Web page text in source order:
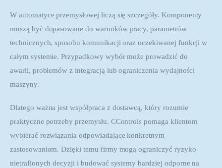
W automatyce przemysłowej liczą się szczegóły. Komponenty
muszą być dopasowane do warunków pracy, parametrów
technicznych, sposobu komunikacji oraz oczekiwanej funkcji w
całym systemie. Przypadkowy wybór może prowadzić do
awarii, problemów z integracją lub ograniczenia wydajności
maszyny.
Dlatego ważna jest współpraca z dostawcą, który rozumie
praktyczne potrzeby przemysłu. CControls pomaga klientom
wybierać rozwiązania odpowiadające konkretnym
zastosowaniom. Dzięki temu firmy mogą ograniczyć ryzyko
nietrafionych decyzji i budować systemy bardziej odporne na